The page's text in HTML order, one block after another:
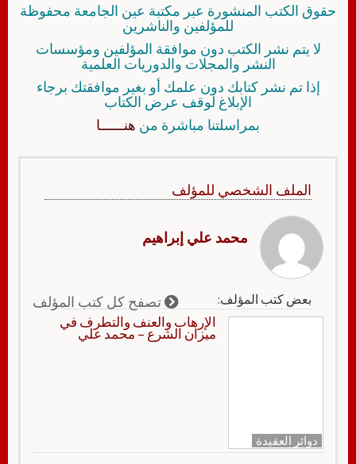
حقوق الكتب المنشورة عبر مكتبة عين الجامعة محفوظة
للمؤلفين والناشرين
لا يتم نشر الكتب دون موافقة المؤلفين ومؤسسات
النشر والمجلات والدوريات العلمية
إذا تم نشر كتابك دون علمك أو بغير موافقتك برجاء
الإبلاغ لوقف عرض الكتاب
بمراسلتنا مباشرة من هنــــــا
الملف الشخصي للمؤلف
محمد علي إبراهيم
بعض كتب المؤلف: تصفح كل كتب المؤلف
دوائر العقيدة
الإرهاب والعنف والتطرف في
ميزان الشرع – محمد علي